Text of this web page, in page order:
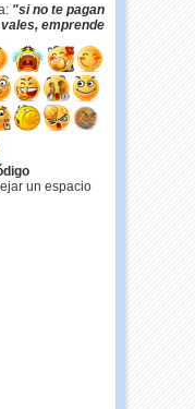
"si no te pagan
emprende!"
un espacio